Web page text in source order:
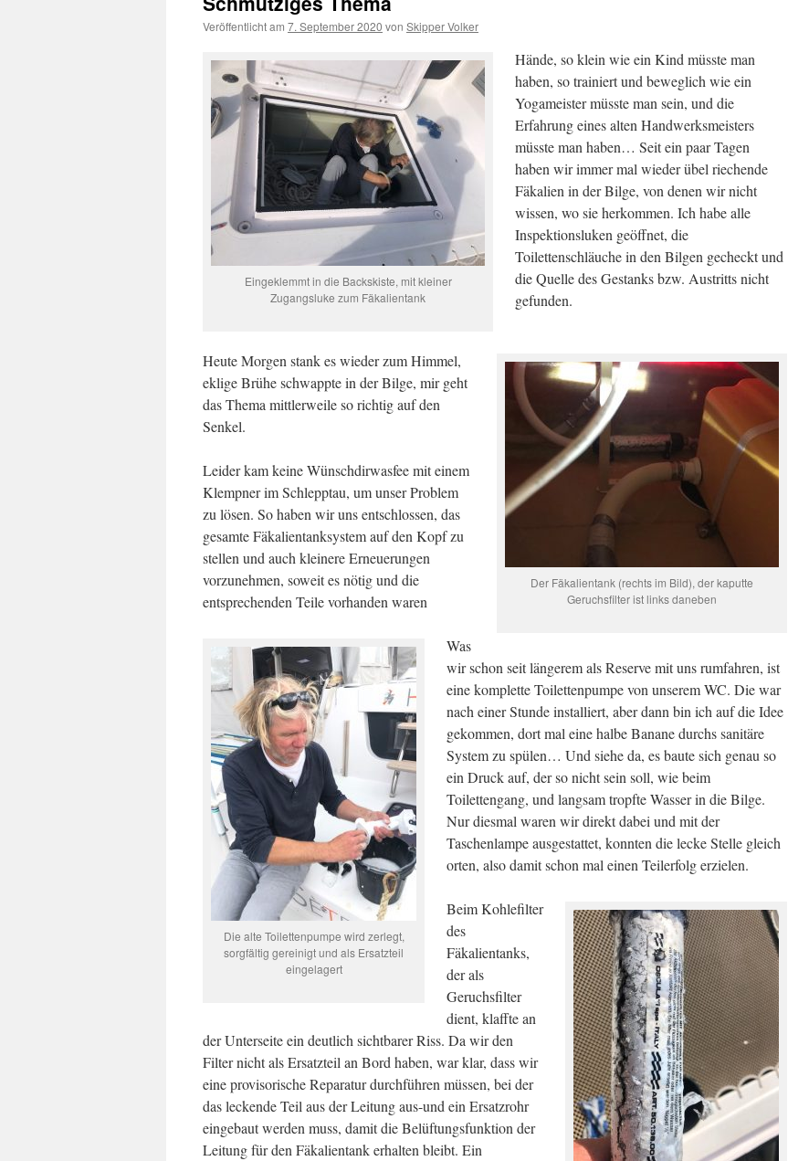
Veröffentlicht am 7. September 2020 von Skipper Volker
Eingeklemmt in die Backskiste, mit kleiner
Zugangsluke zum Fäkalientank
Hände, so klein wie ein Kind müsste man
haben, so trainiert und beweglich wie ein
Yogameister müsste man sein, und die
Erfahrung eines alten Handwerksmeisters
müsste man haben… Seit ein paar Tagen
haben wir immer mal wieder übel riechende
Fäkalien in der Bilge, von denen wir nicht
wissen, wo sie herkommen. Ich habe alle
Inspektionsluken geöffnet, die
Toilettenschläuche in den Bilgen gecheckt und
die Quelle des Gestanks bzw. Austritts nicht
gefunden.
Der Fäkalientank (rechts im Bild), der kaputte
Geruchsfilter ist links daneben
Heute Morgen stank es wieder zum Himmel,
eklige Brühe schwappte in der Bilge, mir geht
das Thema mittlerweile so richtig auf den
Senkel.
Leider kam keine Wünschdirwasfee mit einem
Klempner im Schlepptau, um unser Problem
zu lösen. So haben wir uns entschlossen, das
gesamte Fäkalientanksystem auf den Kopf zu
stellen und auch kleinere Erneuerungen
vorzunehmen, soweit es nötig und die
entsprechenden Teile vorhanden waren
Die alte Toilettenpumpe wird zerlegt,
sorgfältig gereinigt und als Ersatzteil
eingelagert
Was
wir schon seit längerem als Reserve mit uns rumfahren, ist
eine komplette Toilettenpumpe von unserem WC. Die war
nach einer Stunde installiert, aber dann bin ich auf die Idee
gekommen, dort mal eine halbe Banane durchs sanitäre
System zu spülen… Und siehe da, es baute sich genau so
ein Druck auf, der so nicht sein soll, wie beim
Toilettengang, und langsam tropfte Wasser in die Bilge.
Nur diesmal waren wir direkt dabei und mit der
Taschenlampe ausgestattet, konnten die lecke Stelle gleich
orten, also damit schon mal einen Teilerfolg erzielen.
Beim Kohlefilter
des
Fäkalientanks,
der als
Geruchsfilter
dient, klaffte an
der Unterseite ein deutlich sichtbarer Riss. Da wir den
Filter nicht als Ersatzteil an Bord haben, war klar, dass wir
eine provisorische Reparatur durchführen müssen, bei der
das leckende Teil aus der Leitung aus-und ein Ersatzrohr
eingebaut werden muss, damit die Belüftungsfunktion der
Leitung für den Fäkalientank erhalten bleibt. Ein